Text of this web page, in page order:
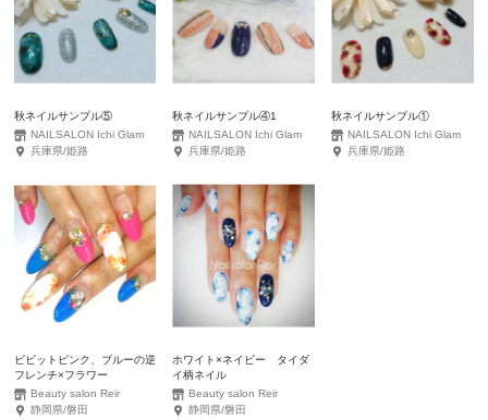
秋ネイルサンプル⑤
NAILSALON Ichi Glam
兵庫県/姫路
秋ネイルサンプル④1
NAILSALON Ichi Glam
兵庫県/姫路
秋ネイルサンプル①
NAILSALON Ichi Glam
兵庫県/姫路
ビビットピンク、ブルーの逆
フレンチ×フラワー
Beauty salon Reir
静岡県/磐田
ホワイト×ネイビー タイダ
イ柄ネイル
Beauty salon Reir
静岡県/磐田